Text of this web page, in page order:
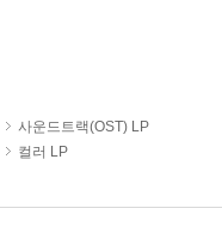
사운드트랙(OST) LP
컬러 LP